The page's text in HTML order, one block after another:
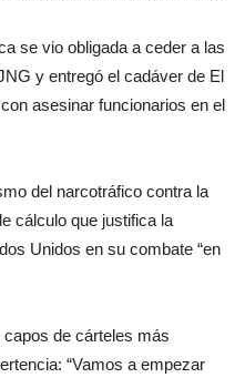
se vio obligada a ceder a las
y entregó el cadáver de El
asesinar funcionarios en el
del narcotráfico contra la
cálculo que justifica la
Unidos en su combate “en
capos de cárteles más
“Vamos a empezar